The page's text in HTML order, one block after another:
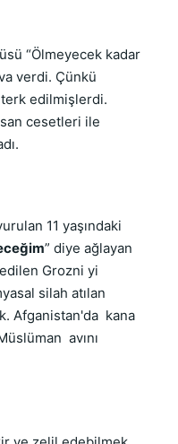
“Ölmeyecek kadar
verdi. Çünkü
terk edilmişlerdi.
cesetleri ile
11 yaşındaki
” diye ağlayan
Grozni yi
silah atılan
Afganistan'da kana
avını